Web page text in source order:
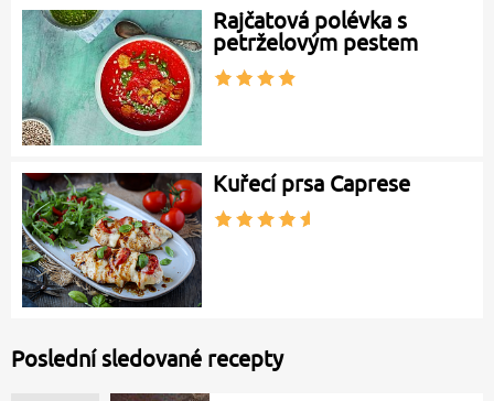
Rajčatová polévka s
petrželovým pestem
Kuřecí prsa Caprese
Poslední sledované recepty